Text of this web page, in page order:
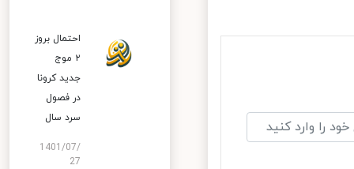
احتمال بروز
۲ موج
جدید کرونا
در فصول
سرد سال
1401/07/
27